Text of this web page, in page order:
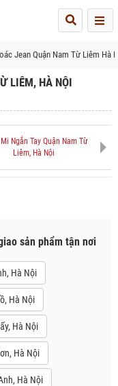
Jean Quận Nam Từ Liêm Hà
LIÊM, HÀ NỘI
Ngắn Tay Quận Nam Từ
Liêm, Hà Nội
sản phẩm tận nơi
Hà Nội
Hà Nội
Hà Nội
Hà Nội
Hà Nội